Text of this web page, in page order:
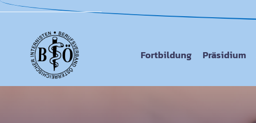
Fortbildung Präsidium